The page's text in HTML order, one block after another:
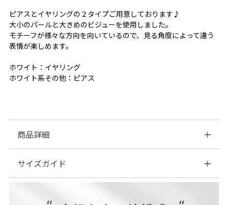
ピアスとイヤリングの２タイプご用意しております♪
大小のパールと大きめのビジューを使用しました。
モチーフが様々な方向を向いているので、見る角度によって違う
表情が楽しめます。
ホワイト：イヤリング
ホワイト系その他：ピアス
商品詳細
◆Item category
サイズガイド